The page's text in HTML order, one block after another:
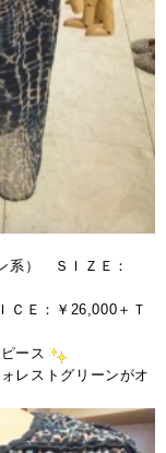
系） ＳＩＺＥ：
ＣＥ：￥26,000＋Ｔ
ース
レストグリーンがオ